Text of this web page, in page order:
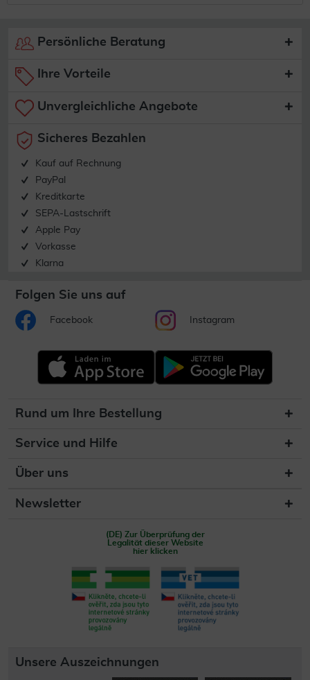
Persönliche Beratung
Ihre Vorteile
Unvergleichliche Angebote
Sicheres Bezahlen
Kauf auf Rechnung
PayPal
Kreditkarte
SEPA-Lastschrift
Apple Pay
Vorkasse
Klarna
Folgen Sie uns auf
Facebook Instagram
Rund um Ihre Bestellung
Service und Hilfe
Über uns
Newsletter
(DE) Zur Überprüfung der
Legalität dieser Website
hier klicken
Unsere Auszeichnungen